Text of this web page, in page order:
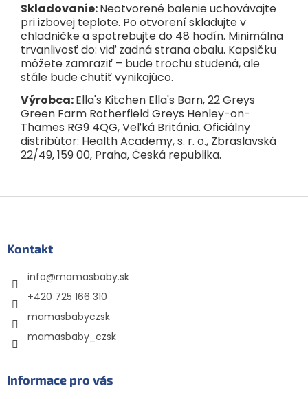
Skladovanie:Neotvorené balenie uchovávajte
pri izbovej teplote. Po otvorení skladujte v
chladničke a spotrebujte do 48 hodín. Minimálna
trvanlivosť do: viď zadná strana obalu. Kapsičku
môžete zamraziť – bude trochu studená, ale
stále bude chutiť vynikajúco.
Výrobca:Ella's Kitchen Ella's Barn, 22 Greys
Green Farm Rotherfield Greys Henley-on-
Thames RG9 4QG, Veľká Británia. Oficiálny
distribútor: Health Academy, s. r. o., Zbraslavská
22/49, 159 00, Praha, Česká republika.
Kontakt
info@mamasbaby.sk
+420 725 166 310
mamasbabyczsk
mamasbaby_czsk
Informace pro vás